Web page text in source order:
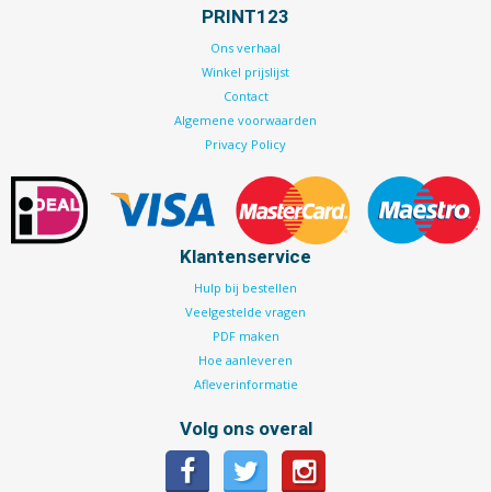
PRINT123
Ons verhaal
Winkel prijslijst
Contact
Algemene voorwaarden
Privacy Policy
Klantenservice
Hulp bij bestellen
Veelgestelde vragen
PDF maken
Hoe aanleveren
Afleverinformatie
Volg ons overal